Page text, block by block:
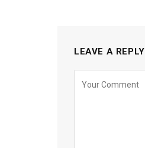
LEAVE A REPLY